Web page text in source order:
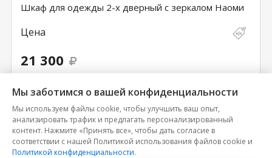
Шкаф для одежды 2-х дверный с зеркалом Наоми
Цена
21 300
КУ­ПИТЬ В
ОДИН КЛИК
КУПИТЬ
Мы заботимся о вашей конфиденциальности
Мы используем файлы cookie, чтобы улучшить ваш опыт,
анализировать трафик и предлагать персонализированный
контент. Нажмите «Принять все», чтобы дать согласие в
соответствии с нашей Политикой использования файлов cookie и
Политикой конфиденциальности.